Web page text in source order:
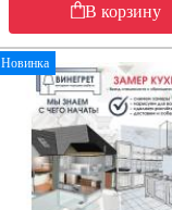
В корзину
Новинка